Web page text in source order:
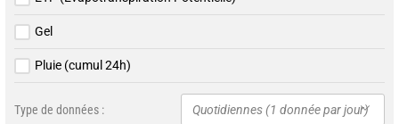
Gel
Pluie (cumul 24h)
Type de données : Quotidiennes (1 donnée par jour)